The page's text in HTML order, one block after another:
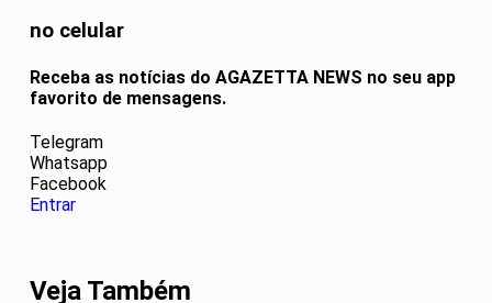
no celular
Receba as notícias do AGAZETTA NEWS no seu app
favorito de mensagens.
Telegram
Whatsapp
Facebook
Entrar
Veja Também